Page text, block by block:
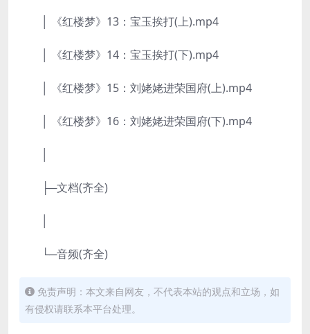
│ 《红楼梦》13：宝玉挨打(上).mp4
│ 《红楼梦》14：宝玉挨打(下).mp4
│ 《红楼梦》15：刘姥姥进荣国府(上).mp4
│ 《红楼梦》16：刘姥姥进荣国府(下).mp4
├─文档(齐全)
└─音频(齐全)
免责声明：本文来自网友，不代表本站的观点和立场，如
有侵权请联系本平台处理。